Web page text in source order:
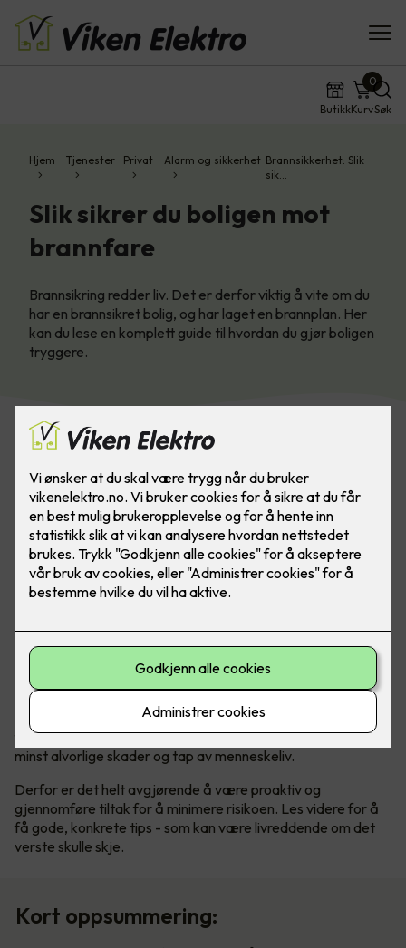
ButikkKurv
0
Søk
Hjem Tjenester Privat Alarm og sikkerhet Brannsikkerhet: Slik
sik…
Slik sikrer du boligen mot
brannfare
Brannsikring redder liv. Det er derfor viktig å vite om du
har en brannsikret bolig, og har laget en brannplan. Her
kan du lese en komplett guide til hvordan du gjør boligen
tryggere.
tipsene for å føle deg tryggere om det verste skulle skje.
Brannsikkerhet er en svært viktig del av å opprettholde et
trygt og sikkert hjem. Brann kan oppstå helt uventet og kan
forårsake store ødeleggelser av bolig og eiendeler, men ikke
minst alvorlige skader og tap av menneskeliv.
Derfor er det helt avgjørende å være proaktiv og
gjennomføre tiltak for å minimere risikoen. Les videre for å
få gode, konkrete tips - som kan være livreddende om det
verste skulle skje.
Kort oppsummering: